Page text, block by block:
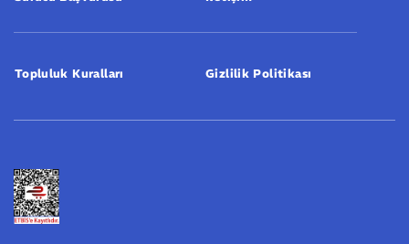
Topluluk Kuralları Gizlilik Politikası